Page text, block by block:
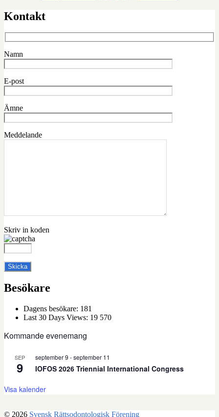
Kontakt
Namn
E-post
Ämne
Meddelande
Skriv in koden
Besökare
Dagens besökare: 181
Last 30 Days Views: 19 570
Kommande evenemang
SEP
9
september 9 -september 11
IOFOS 2026 Triennial International Congress
Visa kalender
© 2026 Svensk Rättsodontologisk Förening